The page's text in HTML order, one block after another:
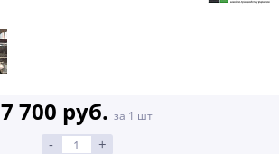
7 700 руб. за 1 шт
- +